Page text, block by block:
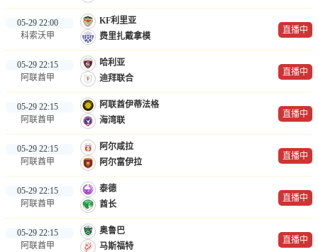
05-29 22:00
科索沃甲
KF利里亚
费里扎戴拿模
直播中
05-29 22:15
阿联酋甲
哈利亚
迪拜联合
直播中
05-29 22:15
阿联酋甲
阿联酋伊蒂法格
海湾联
直播中
05-29 22:15
阿联酋甲
阿尔咸拉
阿尔富伊拉
直播中
05-29 22:15
阿联酋甲
泰德
酋长
直播中
05-29 22:15
阿联酋甲
奥鲁巴
马斯福特
直播中